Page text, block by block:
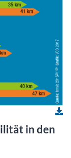
in den